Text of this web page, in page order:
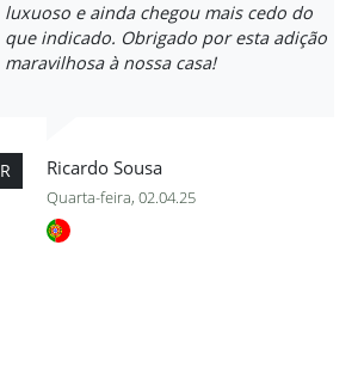
luxuoso e ainda chegou mais cedo do
que indicado. Obrigado por esta adição
maravilhosa à nossa casa!
R Ricardo Sousa
Quarta-feira, 02.04.25